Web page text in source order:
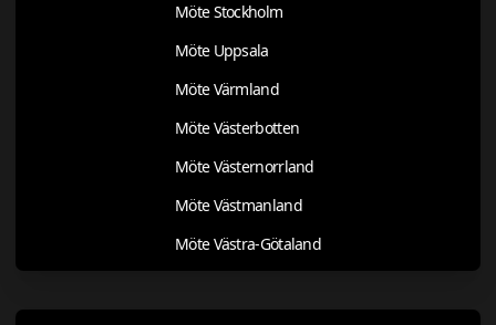
Möte Stockholm
Möte Uppsala
Möte Värmland
Möte Västerbotten
Möte Västernorrland
Möte Västmanland
Möte Västra-Götaland